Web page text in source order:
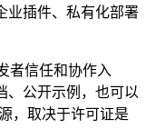
业插件、私有化部署
者信任和协作入
、公开示例，也可以
，取决于许可证是